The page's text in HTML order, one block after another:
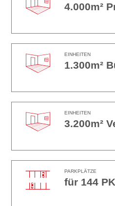
4.000m²
EINHEITEN
1.300m²
EINHEITEN
3.200m²
PARKPLÄTZE
für 144